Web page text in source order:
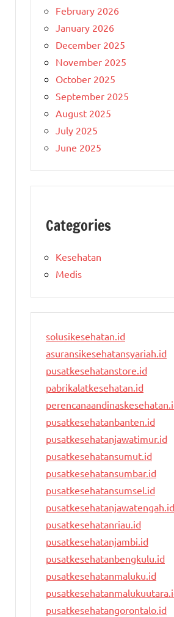
February 2026
January 2026
December 2025
November 2025
October 2025
September 2025
August 2025
July 2025
June 2025
Categories
Kesehatan
Medis
solusikesehatan.id
asuransikesehatansyariah.id
pusatkesehatanstore.id
pabrikalatkesehatan.id
pusatkesehatanbanten.id
pusatkesehatanjawatimur.id
pusatkesehatansumut.id
pusatkesehatansumbar.id
pusatkesehatansumsel.id
pusatkesehatanjawatengah.id
pusatkesehatanriau.id
pusatkesehatanjambi.id
pusatkesehatanbengkulu.id
pusatkesehatanmaluku.id
pusatkesehatangorontalo.id